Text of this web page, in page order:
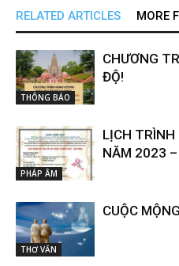
RELATED ARTICLES MORE
THÔNG BÁO
CHƯƠNG
ĐỘ!
PHÁP ÂM
LỊCH TRÌNH
NĂM 2023 –
THƠ VĂN
CUỘC MỘNG